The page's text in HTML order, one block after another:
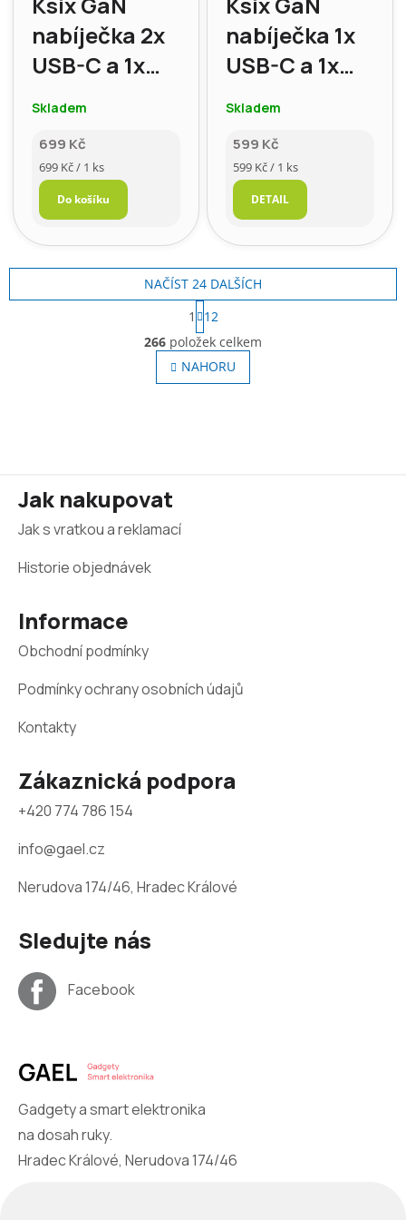
nabíječka 2x
USB-C a 1x
Skladem
699 Kč
Měrná
cena:
699 Kč / 1 ks
Do košíku
nabíječka 1x
USB-C a 1x
Skladem
599 Kč
Měrná
cena:
599 Kč / 1 ks
DETAIL
O
v
l
á
NAČÍST 24 DALŠÍCH
S
t
r
á
n
k
1
12
266 položek celkem
NAHORU
Jak nakupovat
Jak s vratkou a reklamací
Historie objednávek
Informace
Obchodní podmínky
Podmínky ochrany osobních údajů
Kontakty
Zákaznická podpora
+420 774 786 154
info@gael.cz
Nerudova 174/46, Hradec Králové
Sledujte nás
Facebook
Gadgety a smart elektronika
na dosah ruky.
Hradec Králové, Nerudova 174/46